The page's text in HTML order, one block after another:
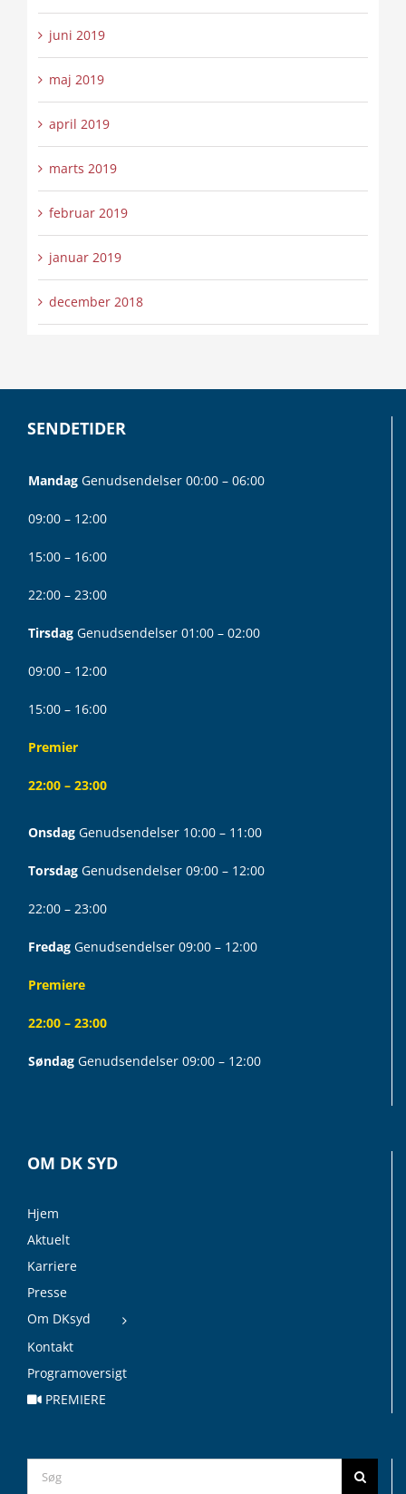
juni 2019
maj 2019
april 2019
marts 2019
februar 2019
januar 2019
december 2018
SENDETIDER
Mandag Genudsendelser 00:00 – 06:00
09:00 – 12:00
15:00 – 16:00
22:00 – 23:00
Tirsdag Genudsendelser 01:00 – 02:00
09:00 – 12:00
15:00 – 16:00
Premier
22:00 – 23:00
Onsdag Genudsendelser 10:00 – 11:00
Torsdag Genudsendelser 09:00 – 12:00
22:00 – 23:00
Fredag Genudsendelser 09:00 – 12:00
Premiere
22:00 – 23:00
Søndag Genudsendelser 09:00 – 12:00
OM DK SYD
Hjem
Aktuelt
Karriere
Presse
Om DKsyd
Kontakt
Programoversigt
PREMIERE
Search